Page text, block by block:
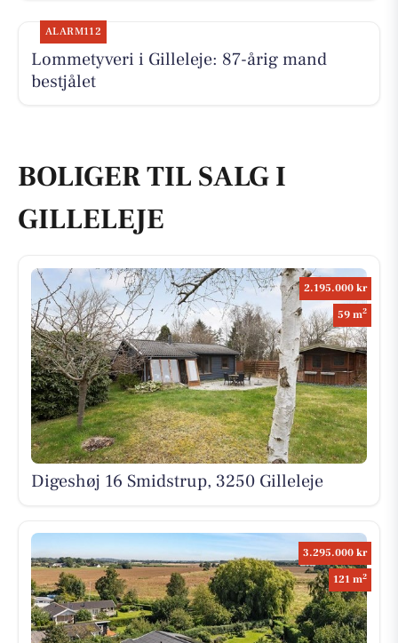
ALARM112
Lommetyveri i Gilleleje: 87-årig mand
bestjålet
BOLIGER TIL SALG I
GILLELEJE
2.195.000 kr
59 m2
Digeshøj 16 Smidstrup, 3250 Gilleleje
3.295.000 kr
121 m2